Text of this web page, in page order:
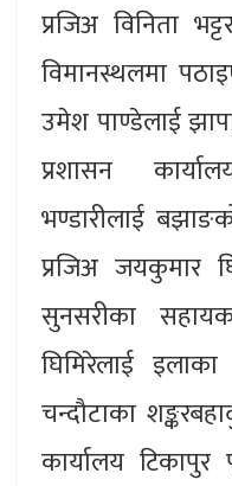
प्रजिअ विनिता
विमानस्थलमा
उमेश पाण्डेलाई
प्रशासन
भण्डारीलाई
प्रजिअ जयकुमार
सुनसरीका
घिमिरेलाई
चन्दौटाका
कार्यालय